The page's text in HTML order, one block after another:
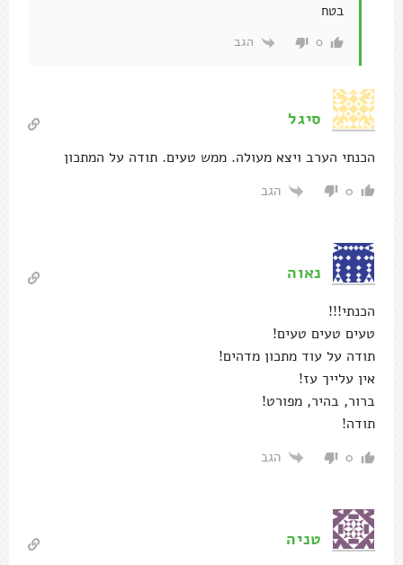
בטח
0 הגב
סיגל
הכנתי הערב ויצא מעולה. ממש טעים. תודה על המתכון
0 הגב
נאוה
הכנתי!!!
טעים טעים טעים!
תודה על עוד מתכון מדהים!
אין עלייך עז!
ברור, בהיר, מפורט!
תודה!
0 הגב
טניה